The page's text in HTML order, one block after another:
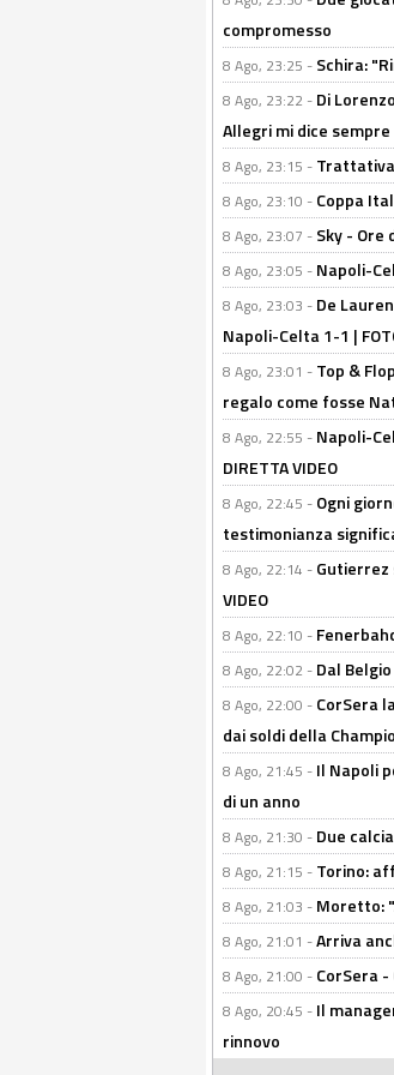
compromesso
8 Ago, 23:25 - Schira:
8 Ago, 23:22 - Di
Allegri mi dice
8 Ago, 23:15 -
8 Ago, 23:10 - Coppa
8 Ago, 23:07 - Sky - Ore
8 Ago, 23:05 - Napoli-
8 Ago, 23:03 - De
Napoli-Celta 1-1 |
8 Ago, 23:01 - Top &
regalo come fosse
8 Ago, 22:55 - Napoli-
DIRETTA VIDEO
8 Ago, 22:45 - Ogni
testimonianza
8 Ago, 22:14 - Gutierrez
VIDEO
8 Ago, 22:10 -
8 Ago, 22:02 - Dal
8 Ago, 22:00 - CorSera
dai soldi della
8 Ago, 21:45 - Il Napoli
di un anno
8 Ago, 21:30 - Due
8 Ago, 21:15 - Torino:
8 Ago, 21:03 - Moretto:
8 Ago, 21:01 -Arriva
8 Ago, 21:00 - CorSera
8 Ago, 20:45 - Il
rinnovo